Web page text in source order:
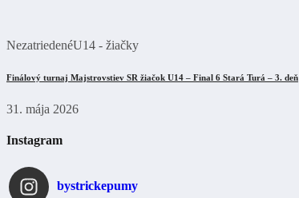
NezatriedenéU14 - žiačky
Finálový turnaj Majstrovstiev SR žiačok U14 – Final 6 Stará Turá – 3. deň
31. mája 2026
Instagram
bystrickepumy